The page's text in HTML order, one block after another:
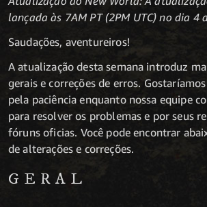
lançada às 7AM PT (2PM UTC) no dia 4
Saudações, aventureiros!
A atualização desta semana introduz
gerais e correções de erros.
pela paciência enquanto nossa equipe
para resolver os problemas e por seus
fóruns oficias. Você pode encontrar
de alterações e correções.
GERAL